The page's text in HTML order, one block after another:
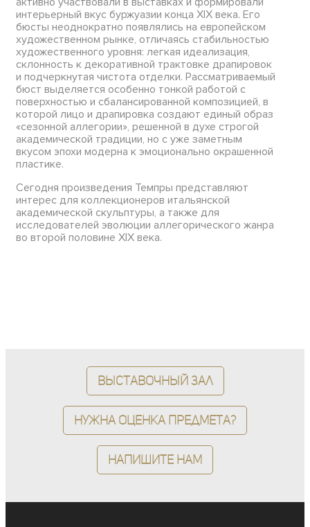
интерьерный вкус буржуазии конца XIX века. Его
бюсты неоднократно появлялись на европейском
художественном рынке, отличаясь стабильностью
художественного уровня: легкая идеализация,
склонность к декоративной трактовке драпировок
и подчеркнутая чистота отделки. Рассматриваемый
бюст выделяется особенно тонкой работой с
поверхностью и сбалансированной композицией, в
которой лицо и драпировка создают единый образ
«сезонной аллегории», решенной в духе строгой
академической традиции, но с уже заметным
вкусом эпохи модерна к эмоционально окрашенной
пластике.
Сегодня произведения Темпры представляют
интерес для коллекционеров итальянской
академической скульптуры, а также для
исследователей эволюции аллегорического жанра
во второй половине XIX века.
Выставочный зал
Нужна оценка предмета?
Напишите нам